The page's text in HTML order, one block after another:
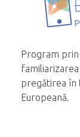
Program prin
pregătirea în
Europeană.